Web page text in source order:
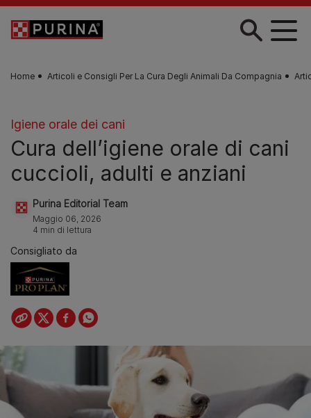
Skip to main content
Home Articoli e Consigli Per La Cura Degli Animali Da Compagnia
Igiene orale dei cani
Cura dell’igiene orale di cani
cuccioli, adulti e anziani
Purina Editorial Team
Maggio 06, 2026
4 min di lettura
Consigliato da